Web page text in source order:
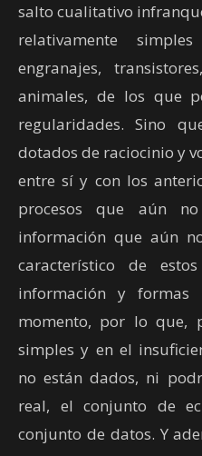
salto cualitativo
relativamente
engranajes,
animales, de los que
regularidades. Sino
dotados de raciocinio y
entre sí y con los
procesos que aún
información que aún
característico de
información y formas
momento, por lo que,
simples y en el
no están dados, ni
real, el conjunto de
conjunto de datos. Y